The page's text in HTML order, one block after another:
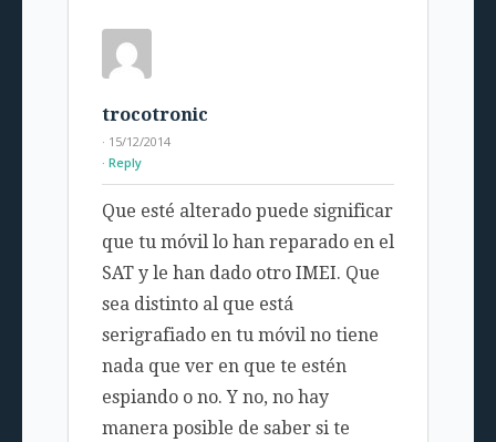
trocotronic
· 15/12/2014
Reply
Que esté alterado puede significar
que tu móvil lo han reparado en el
SAT y le han dado otro IMEI. Que
sea distinto al que está
serigrafiado en tu móvil no tiene
nada que ver en que te estén
espiando o no. Y no, no hay
manera posible de saber si te